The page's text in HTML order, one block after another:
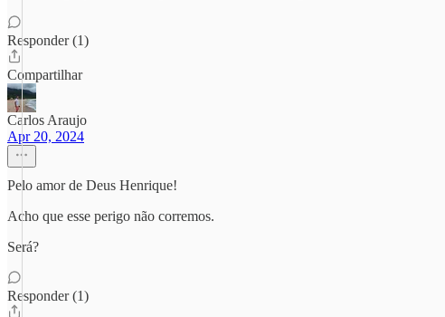
Responder (1)
Compartilhar
Carlos Araujo
Apr 20, 2024
Pelo amor de Deus Henrique!
Acho que esse perigo não corremos.
Será?
Responder (1)